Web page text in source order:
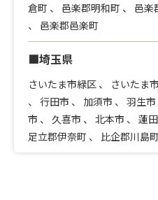
倉町 、 邑楽郡明和町 、 邑楽
、 邑楽郡邑楽町
■埼玉県
さいたま市緑区 、 さいたま
、 行田市 、 加須市 、 羽生市
市 、 久喜市 、 北本市 、 蓮
足立郡伊奈町 、 比企郡川島町